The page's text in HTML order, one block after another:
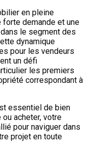
en pleine
forte demande et une
le segment des
dynamique
pour les vendeurs
un défi
les premiers
correspondant à
essentiel de bien
ou acheter, votre
pour naviguer dans
projet en toute